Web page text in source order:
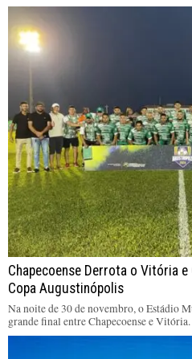
Chapecoense Derrota o Vitória
Copa Augustinópolis
Na noite de 30 de novembro, o Estádio
grande final entre Chapecoense e